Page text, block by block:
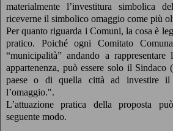
materialmente l’investitura simbolica
riceverne il simbolico omaggio come più
Per quanto riguarda i Comuni, la cosa è
pratico. Poiché ogni Comitato
“municipalità” andando a
appartenenza, può essere solo il
paese o di quella città ad investire il
l’omaggio.".
L’attuazione pratica della proposta
seguente modo.